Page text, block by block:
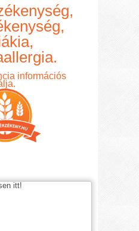
információs
itt!